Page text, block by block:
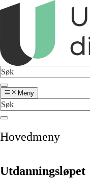
Meny
Hovedmeny
Utdanningsløpet